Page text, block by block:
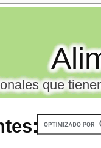
:
que